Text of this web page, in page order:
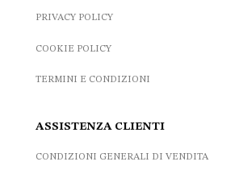
PRIVACY POLICY
COOKIE POLICY
TERMINI E CONDIZIONI
ASSISTENZA CLIENTI
CONDIZIONI GENERALI DI VENDITA